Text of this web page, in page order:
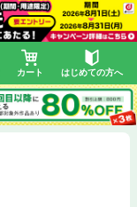
カート はじめての方へ